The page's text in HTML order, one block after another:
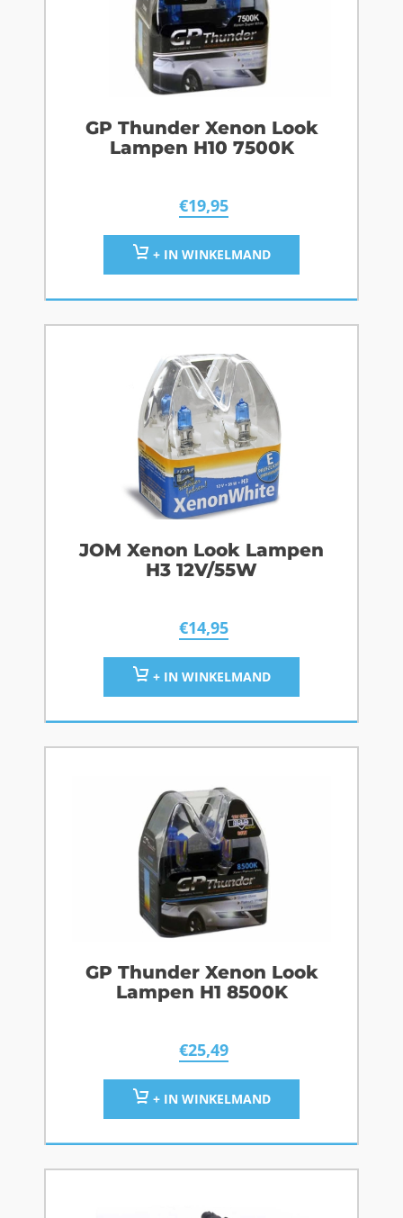
GP Thunder Xenon Look
Lampen H10 7500K
€19,95
+ IN WINKELMAND
JOM Xenon Look Lampen
H3 12V/55W
€14,95
+ IN WINKELMAND
GP Thunder Xenon Look
Lampen H1 8500K
€25,49
+ IN WINKELMAND